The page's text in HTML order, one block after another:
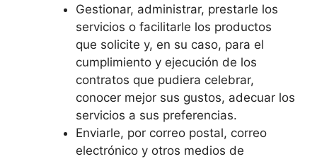
Gestionar, administrar, prestarle los
servicios o facilitarle los productos
que solicite y, en su caso, para el
cumplimiento y ejecución de los
contratos que pudiera celebrar,
conocer mejor sus gustos, adecuar los
servicios a sus preferencias.
Enviarle, por correo postal, correo
electrónico y otros medios de